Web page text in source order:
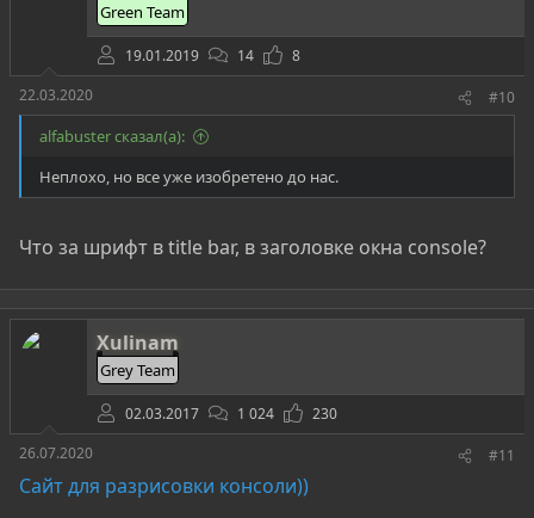
Green Team
19.01.2019 14
8
22.03.2020
#10
alfabuster сказал(а):
Неплохо, но все уже изобретено до нас.
Что за шрифт в title bar, в заголовке окна console?
Xulinam
Grey Team
02.03.2017 1 024
230
26.07.2020
#11
Cайт для разрисовки консоли))